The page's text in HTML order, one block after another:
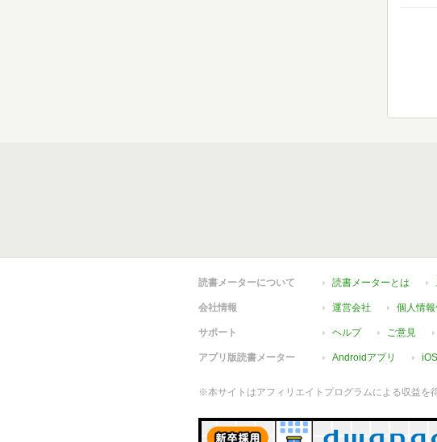
読書メーターについて 読書メーターとは
会社情報 運営会社 個人情
サポート ヘルプ ご意見
アプリ版読書メーター Androidアプリ
※本サイトはアフィリエイトプログラムによる収益を